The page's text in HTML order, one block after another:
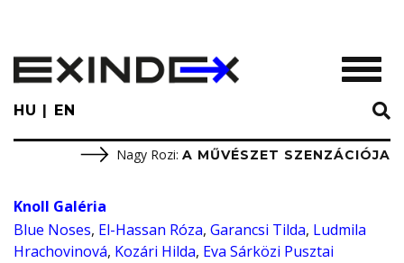
main
content
HU EN
Nagy Rozi:A MŰVÉSZET SZENZÁCIÓJA
Knoll Galéria
Blue Noses, El-Hassan Róza, Garancsi Tilda, Ludmila
Hrachovinová, Kozári Hilda, Eva Sárközi Pusztai